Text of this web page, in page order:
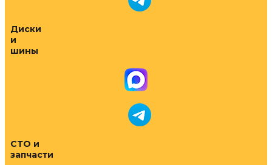
Диски
и
шины
СТО и
запчасти